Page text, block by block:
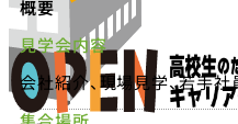
概要
見学会内容
会社紹介、現場見学、若手社